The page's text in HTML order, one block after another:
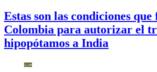
Estas son las condiciones
Colombia para autorizar el
hipopótamos a India